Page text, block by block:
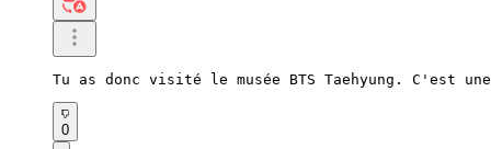
Tu as donc visité le musée BTS Taehyung. C'est
0